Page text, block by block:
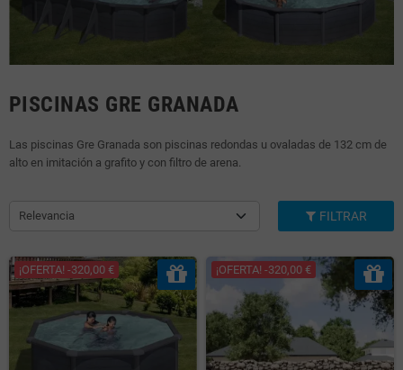
PISCINAS GRE GRANADA
Las piscinas Gre Granada son piscinas redondas u ovaladas de 132 cm de
alto en imitación a grafito y con filtro de arena.
Relevancia FILTRAR
¡OFERTA! -320,00 € ¡OFERTA! -320,00 €